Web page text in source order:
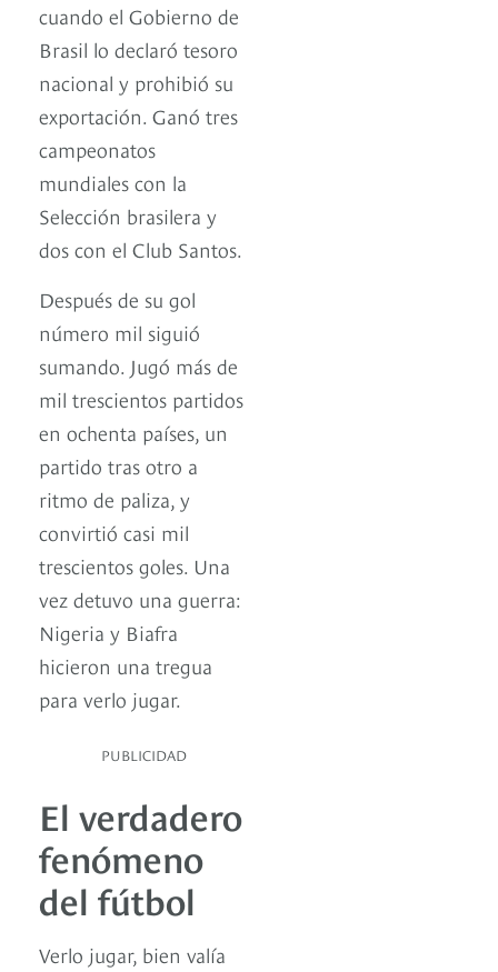
cuando el Gobierno de
Brasil lo declaró tesoro
nacional y prohibió su
exportación. Ganó tres
campeonatos
mundiales con la
Selección brasilera y
dos con el Club Santos.
Después de su gol
número mil siguió
sumando. Jugó más de
mil trescientos partidos
en ochenta países, un
partido tras otro a
ritmo de paliza, y
convirtió casi mil
trescientos goles. Una
vez detuvo una guerra:
Nigeria y Biafra
hicieron una tregua
para verlo jugar.
PUBLICIDAD
El verdadero
fenómeno
del fútbol
Verlo jugar, bien valía